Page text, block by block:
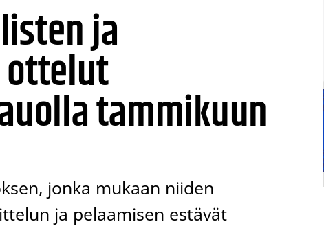
ja
tammikuun
jonka mukaan niiden
ja pelaamisen estävät